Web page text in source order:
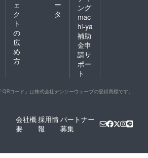
ェ
ク
ト
の
広
め
方
ー
タ
ング
mac
hi-ya
補助
金申
請サ
ポー
ト
「QRコード」は株式会社デンソーウェーブの登録商標です。
会社概
要
採用情
報
パートナー
募集